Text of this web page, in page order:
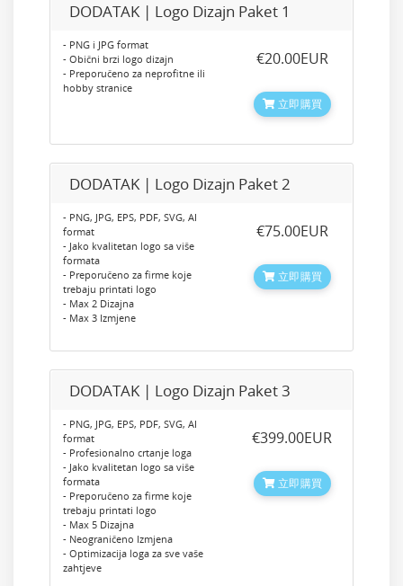
DODATAK | Logo Dizajn Paket 1
- PNG i JPG format
- Obični brzi logo dizajn
- Preporučeno za neprofitne ili
hobby stranice
‎€20.00EUR
立即購買
DODATAK | Logo Dizajn Paket 2
- PNG, JPG, EPS, PDF, SVG, AI
format
- Jako kvalitetan logo sa više
formata
- Preporučeno za firme koje
trebaju printati logo
- Max 2 Dizajna
- Max 3 Izmjene
‎€75.00EUR
立即購買
DODATAK | Logo Dizajn Paket 3
- PNG, JPG, EPS, PDF, SVG, AI
format
- Profesionalno crtanje loga
- Jako kvalitetan logo sa više
formata
- Preporučeno za firme koje
trebaju printati logo
- Max 5 Dizajna
- Neograničeno Izmjena
- Optimizacija loga za sve vaše
zahtjeve
‎€399.00EUR
立即購買